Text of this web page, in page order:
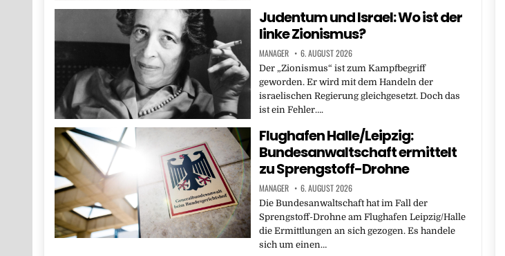
Judentum und Israel: Wo ist der
linke Zionismus?
MANAGER 6. AUGUST 2026
Der „Zionismus“ ist zum Kampfbegriff
geworden. Er wird mit dem Handeln der
israelischen Regierung gleichgesetzt. Doch das
ist ein Fehler….
Flughafen Halle/Leipzig:
Bundesanwaltschaft ermittelt
zu Sprengstoff-Drohne
MANAGER 6. AUGUST 2026
Die Bundesanwaltschaft hat im Fall der
Sprengstoff-Drohne am Flughafen Leipzig/Halle
die Ermittlungen an sich gezogen. Es handele
sich um einen…